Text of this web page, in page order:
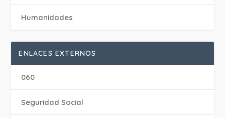
Humanidades
ENLACES EXTERNOS
060
Seguridad Social